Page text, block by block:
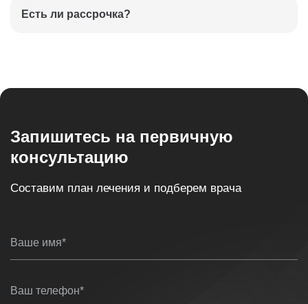
применяем ксенон
Есть ли рассрочка?
Запишитесь на первичную
консультацию
Составим план лечения и подберем врача
Ваше имя*
Ваш телефон*